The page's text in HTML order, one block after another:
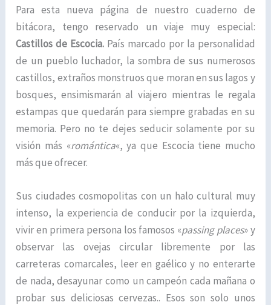
Para esta nueva página de nuestro cuaderno de
bitácora, tengo reservado un viaje muy especial:
Castillos de Escocia. País marcado por la personalidad
de un pueblo luchador, la sombra de sus numerosos
castillos, extraños monstruos que moran en sus lagos y
bosques, ensimismarán al viajero mientras le regala
estampas que quedarán para siempre grabadas en su
memoria. Pero no te dejes seducir solamente por su
visión más «romántica«, ya que Escocia tiene mucho
más que ofrecer.
Sus ciudades cosmopolitas con un halo cultural muy
intenso, la experiencia de conducir por la izquierda,
vivir en primera persona los famosos «passing places» y
observar las ovejas circular libremente por las
carreteras comarcales, leer en gaélico y no enterarte
de nada, desayunar como un campeón cada mañana o
probar sus deliciosas cervezas.. Esos son solo unos